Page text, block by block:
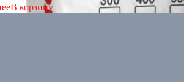
В корзину